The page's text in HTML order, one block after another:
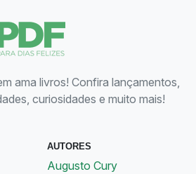
ama livros! Confira lançamentos,
curiosidades e muito mais!
AUTORES
Augusto Cury